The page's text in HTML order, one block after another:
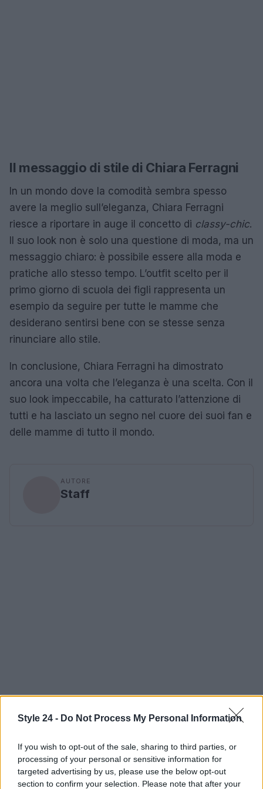
Style 24 - Do Not Process My Personal Information
If you wish to opt-out of the sale, sharing to third parties, or
processing of your personal or sensitive information for
targeted advertising by us, please use the below opt-out
section to confirm your selection. Please note that after your
Il messaggio di stile di Chiara Ferragni
In un mondo dove la comodità sembra spesso
avere la meglio sull’eleganza, Chiara Ferragni
riesce a riportare in auge il concetto di classy-chic.
Il suo look non è solo una questione di moda, ma un
messaggio chiaro: è possibile essere alla moda e
pratiche allo stesso tempo. L’outfit scelto per il
primo giorno di scuola dei figli rappresenta un
esempio da seguire per tutte le mamme che
desiderano sentirsi bene con se stesse senza
rinunciare allo stile.
In conclusione, Chiara Ferragni ha dimostrato
ancora una volta che l’eleganza è una scelta. Con il
suo look impeccabile, ha catturato l’attenzione di
tutti e ha lasciato un segno nel cuore dei suoi fan e
delle mamme di tutto il mondo.
AUTORE
Staff